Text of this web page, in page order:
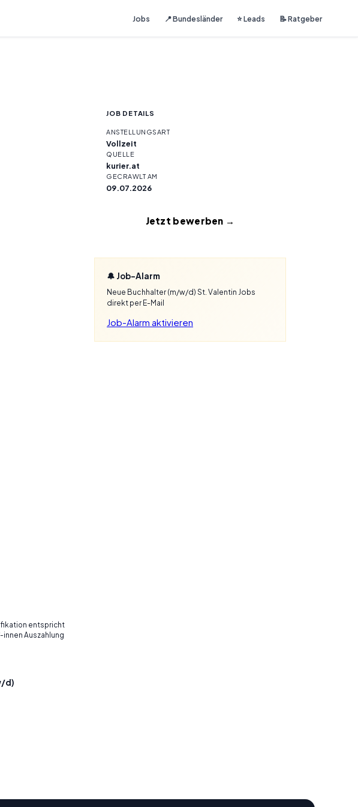
Jobs 📍 Bundesländer ⭐ Leads 📝 Ratgeber
entspricht
Auszahlung
d)
JOB DETAILS
ANSTELLUNGSART
Vollzeit
QUELLE
kurier.at
GECRAWLT AM
09.07.2026
Jetzt bewerben →
🔔 Job-Alarm
Neue Buchhalter (m/w/d) St. Valentin Jobs
direkt per E-Mail
Job-Alarm aktivieren